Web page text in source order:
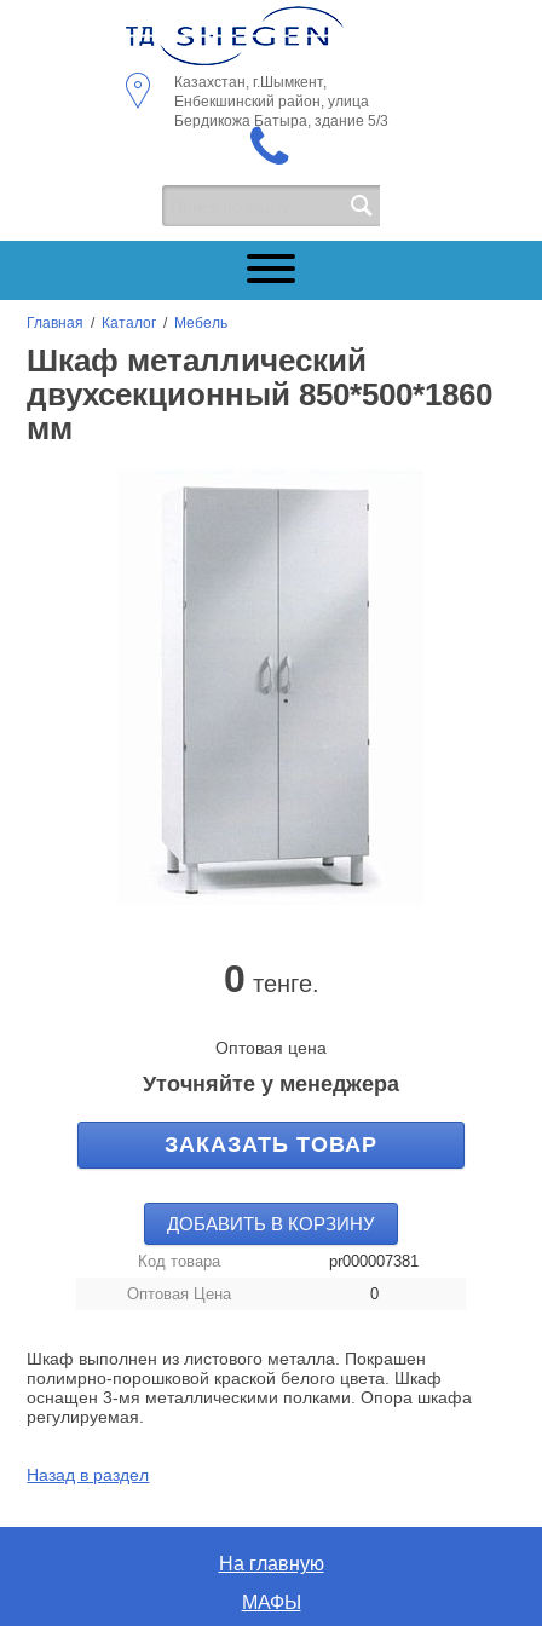
Казахстан, г.Шымкент,
Енбекшинский район, улица
Бердикожа Батыра, здание 5/3
Главная / Каталог / Мебель
Шкаф металлический
двухсекционный 850*500*1860
мм
0 тенге.
Оптовая цена
Уточняйте у менеджера
ЗАКАЗАТЬ ТОВАР
ДОБАВИТЬ В КОРЗИНУ
Код товара
pr000007381
Оптовая Цена
0
Шкаф выполнен из листового металла. Покрашен
полимрно-порошковой краской белого цвета. Шкаф
оснащен 3-мя металлическими полками. Опора шкафа
регулируемая.
Назад в раздел
На главную
МАФЫ